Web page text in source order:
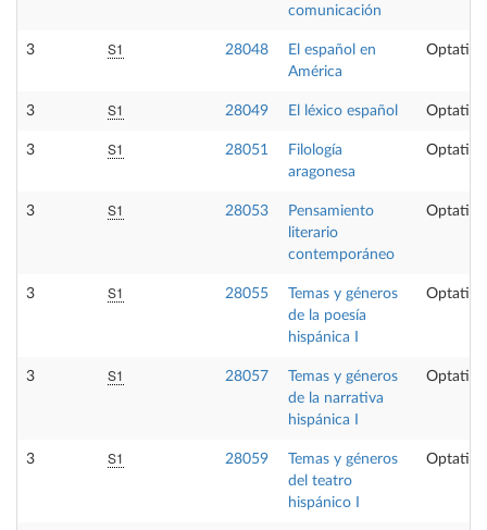
comunicación
3 S1 28048
El español en
América
Optativa
3 S1 28049 El léxico español Optativa
3 S1 28051
Filología
aragonesa
Optativa
3 S1 28053
Pensamiento
literario
contemporáneo
Optativa
3 S1 28055
Temas y géneros
de la poesía
hispánica I
Optativa
3 S1 28057
Temas y géneros
de la narrativa
hispánica I
Optativa
3 S1 28059
Temas y géneros
del teatro
hispánico I
Optativa